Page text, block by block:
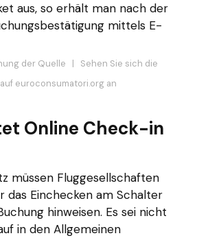
aus, so erhält man nach der
mittels E-
der Quelle | Sehen Sie sich die
euroconsumatori.org an
Online Check-in
müssen Fluggesellschaften
das Einchecken am Schalter
hinweisen. Es sei nicht
in den Allgemeinen